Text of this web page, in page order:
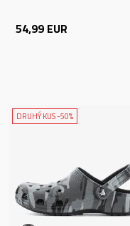
54,99 EUR
DRUHÝ KUS -50%